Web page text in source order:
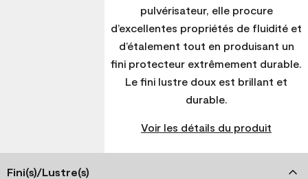
pulvérisateur, elle procure
d’excellentes propriétés de fluidité et
d’étalement tout en produisant un
fini protecteur extrêmement durable.
Le fini lustre doux est brillant et
durable.
Voir les détails du produit
Fini(s)/Lustre(s)